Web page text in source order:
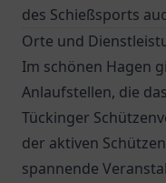
des Schießsports
Orte und
Im schönen Hagen
Anlaufstellen, die
Tückinger
der aktiven
spannende